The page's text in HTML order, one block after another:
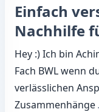
Einfach
Nachhilfe
Hey :) Ich bin
Fach BWL wenn
verlässlichen
Zusammenhänge